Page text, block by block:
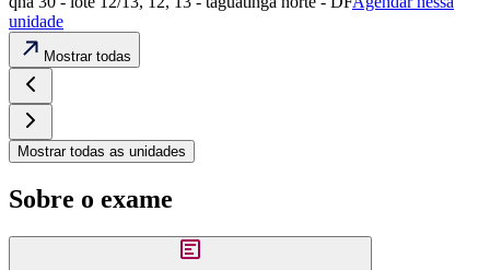
unidade
Mostrar todas
Mostrar todas as unidades
Sobre o exame